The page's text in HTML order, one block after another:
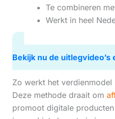
Te combineren
Werkt in heel
Bekijk nu de
Zo werkt het verdienmodel
Deze methode draait om
promoot digitale